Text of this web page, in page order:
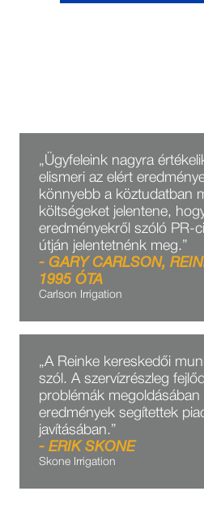
„Ügyfeleink nagyra
elismeri az elért
könnyebb a köztudatban
költségeket jelentene,
eredményekről szóló PR-
útján jelentetnénk meg.”
- GARY CARLSON,
1995 ÓTA
Carlson Irrigation
„A Reinke kereskedői
szól. A szervízrészleg
problémák megoldásában
eredmények segítettek
javításában.”
- ERIK SKONE
Skone Irrigation